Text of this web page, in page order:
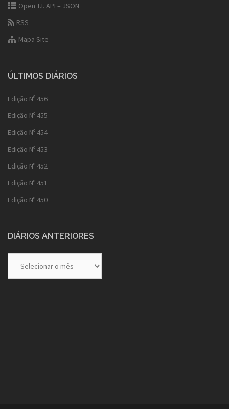
Open T.I. API – JSON
RSS
Mapa Site
ÚLTIMOS DIÁRIOS
Edição Nº 456
Edição Nº 455
Edição Nº 454
Edição Nº 453
Edição Nº 452
Edição Nº 451
Edição Nº 450
DIÁRIOS ANTERIORES
Anteriores